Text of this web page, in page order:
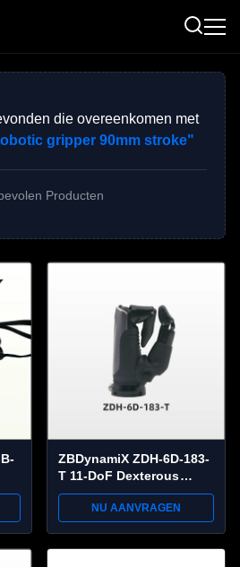
die overeenkomen met
gripper 90mm stroke"
Producten
ZBDynamiX ZDH-6D-183-
T 11-DoF Dexterous
Robotic Hand met Tactile
Sensing. 30 kg Maximale
lading, ±0,05 mm
NU AANVRAGEN